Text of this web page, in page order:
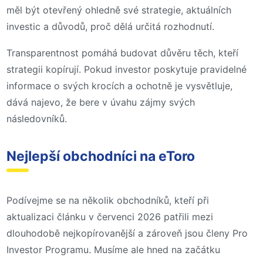
měl být otevřený ohledně své strategie, aktuálních
investic a důvodů, proč dělá určitá rozhodnutí.
Transparentnost pomáhá budovat důvěru těch, kteří
strategii kopírují. Pokud investor poskytuje pravidelné
informace o svých krocích a ochotně je vysvětluje,
dává najevo, že bere v úvahu zájmy svých
následovníků.
Nejlepší obchodníci na eToro
Podívejme se na několik obchodníků, kteří při
aktualizaci článku v červenci 2026 patřili mezi
dlouhodobě nejkopírovanější a zároveň jsou členy Pro
Investor Programu. Musíme ale hned na začátku